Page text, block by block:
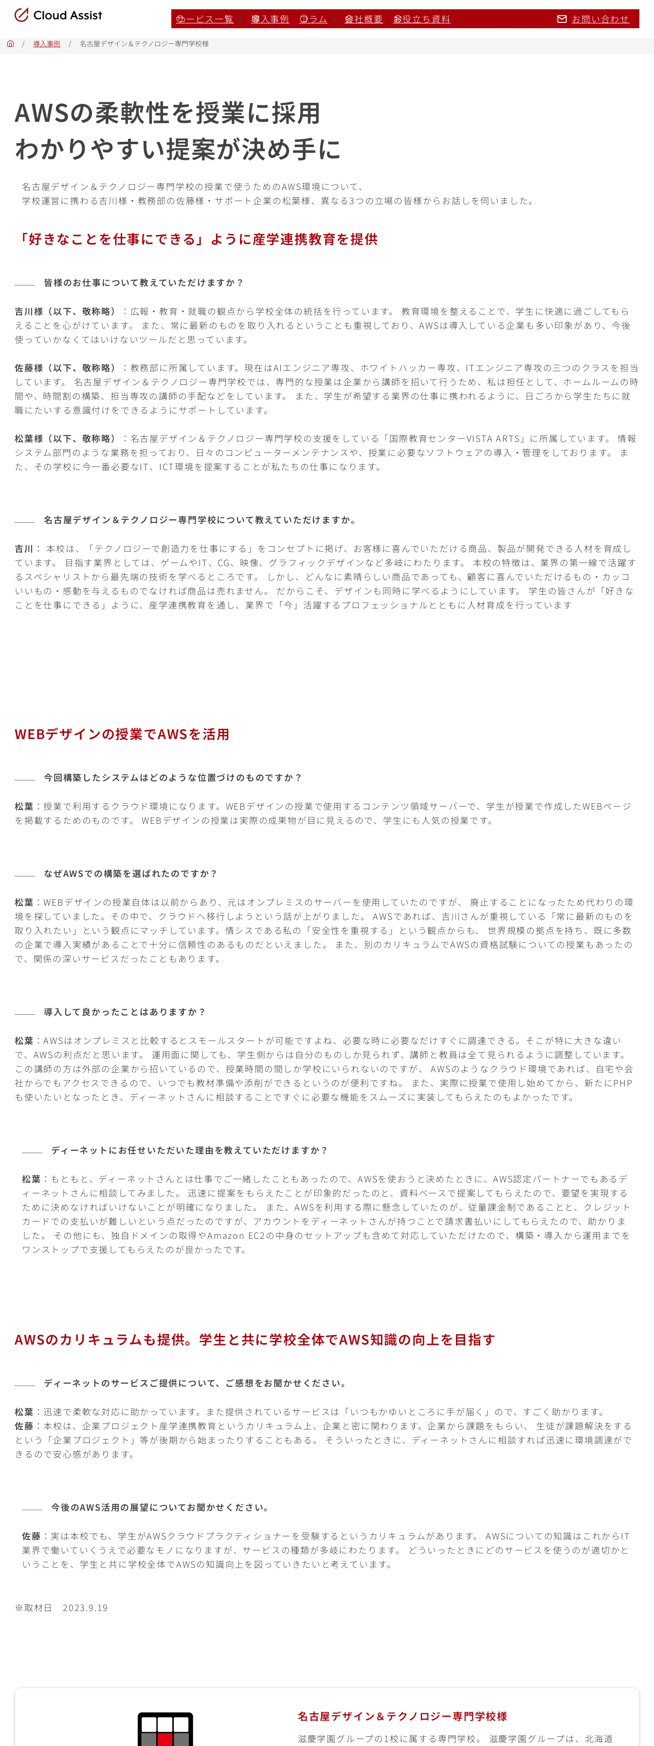
サービス一覧 導入事例 コラム 会社概要 お役立ち資料 お問い合わせ
/ 導入事例 / 名古屋デザイン＆テクノロジー専門学校様
AWSの柔軟性を授業に採用
わかりやすい提案が決め手に
名古屋デザイン＆テクノロジー専門学校の授業で使うためのAWS環境について、
学校運営に携わる吉川様・教務部の佐藤様・サポート企業の松葉様、異なる3つの立場の皆様からお話しを伺いました。
「好きなことを仕事にできる」ように産学連携教育を提供
皆様のお仕事について教えていただけますか？
吉川様（以下、敬称略）
：広報・教育・就職の観点から学校全体の統括を行っています。 教育環境を整えることで、学生に快適に過ごしてもら
えることを心がけています。 また、常に最新のものを取り入れるということも重視しており、AWSは導入している企業も多い印象があり、今後
使っていかなくてはいけないツールだと思っています。
佐藤様（以下、敬称略）
：教務部に所属しています。現在はAIエンジニア専攻、ホワイトハッカー専攻、ITエンジニア専攻の三つのクラスを担当
しています。 名古屋デザイン＆テクノロジー専門学校では、専門的な授業は企業から講師を招いて行うため、私は担任として、ホームルームの時
間や、時間割の構築、担当専攻の講師の手配などをしています。 また、学生が希望する業界の仕事に携われるように、日ごろから学生たちに就
職にたいする意識付けをできるようにサポートしています。
松葉様（以下、敬称略）
：名古屋デザイン＆テクノロジー専門学校の支援をしている「国際教育センターVISTA ARTS」に所属しています。 情報
システム部門のような業務を担っており、日々のコンピューターメンテナンスや、授業に必要なソフトウェアの導入・管理をしております。 ま
た、その学校に今一番必要なIT、ICT環境を提案することが私たちの仕事になります。
名古屋デザイン＆テクノロジー専門学校について教えていただけますか。
吉川 ： 本校は、「テクノロジーで創造力を仕事にする」をコンセプトに掲げ、お客様に喜んでいただける商品、製品が開発できる人材を育成し
ています。 目指す業界としては、ゲームやIT、CG、映像、グラフィックデザインなど多岐にわたります。 本校の特徴は、業界の第一線で活躍す
るスペシャリストから最先端の技術を学べるところです。 しかし、どんなに素晴らしい商品であっても、顧客に喜んでいただけるもの・カッコ
いいもの・感動を与えるものでなければ商品は売れません。 だからこそ、デザインも同時に学べるようにしています。 学生の皆さんが「好きな
ことを仕事にできる」ように、産学連携教育を通し、業界で「今」活躍するプロフェッショナルとともに人材育成を行っています
WEBデザインの授業でAWSを活用
今回構築したシステムはどのような位置づけのものですか？
松葉 ：授業で利用するクラウド環境になります。WEBデザインの授業で使用するコンテンツ領域サーバーで、学生が授業で作成したWEBページ
を掲載するためのものです。 WEBデザインの授業は実際の成果物が目に見えるので、学生にも人気の授業です。
なぜAWSでの構築を選ばれたのですか？
松葉 ：WEBデザインの授業自体は以前からあり、元はオンプレミスのサーバーを使用していたのですが、 廃止することになったため代わりの環
境を探していました。その中で、クラウドへ移行しようという話が上がりました。 AWSであれば、吉川さんが重視している「常に最新のものを
取り入れたい」という観点にマッチしています。情シスである私の「安全性を重視する」という観点からも、 世界規模の拠点を持ち、既に多数
の企業で導入実績があることで十分に信頼性のあるものだといえました。 また、別のカリキュラムでAWSの資格試験についての授業もあったの
で、関係の深いサービスだったこともあります。
導入して良かったことはありますか？
松葉 ：AWSはオンプレミスと比較するとスモールスタートが可能ですよね、必要な時に必要なだけすぐに調達できる。そこが特に大きな違い
で、AWSの利点だと思います。 運用面に関しても、学生側からは自分のものしか見られず、講師と教員は全て見られるように調整しています。
この講師の方は外部の企業から招いているので、授業時間の間しか学校にいられないのですが、 AWSのようなクラウド環境であれば、自宅や会
社からでもアクセスできるので、いつでも教材準備や添削ができるというのが便利ですね。 また、実際に授業で使用し始めてから、新たにPHP
も使いたいとなったとき、ディーネットさんに相談することですぐに必要な機能をスムーズに実装してもらえたのもよかったです。
ディーネットにお任せいただいた理由を教えていただけますか？
松葉 ：もともと、ディーネットさんとは仕事でご一緒したこともあったので、AWSを使おうと決めたときに、AWS認定パートナーでもあるデ
ィーネットさんに相談してみました。 迅速に提案をもらえたことが印象的だったのと、資料ベースで提案してもらえたので、要望を実現する
ために決めなければいけないことが明確になりました。 また、AWSを利用する際に懸念していたのが、従量課金制であることと、クレジット
カードでの支払いが難しいという点だったのですが、アカウントをディーネットさんが持つことで請求書払いにしてもらえたので、助かりま
した。 その他にも、独自ドメインの取得やAmazon EC2の中身のセットアップも含めて対応していただけたので、構築・導入から運用までを
ワンストップで支援してもらえたのが良かったです。
AWSのカリキュラムも提供。学生と共に学校全体でAWS知識の向上を目指す
ディーネットのサービスご提供について、ご感想をお聞かせください。
松葉 ：迅速で柔軟な対応に助かっています。また提供されているサービスは「いつもかゆいところに手が届く」ので、すごく助かります。
佐藤 ：本校は、企業プロジェクト産学連携教育というカリキュラム上、企業と密に関わります。企業から課題をもらい、 生徒が課題解決をする
という「企業プロジェクト」等が後期から始まったりすることもある。 そういったときに、ディーネットさんに相談すれば迅速に環境調達がで
きるので安心感があります。
今後のAWS活用の展望についてお聞かせください。
佐藤 ：実は本校でも、学生がAWSクラウドプラクティショナーを受験するというカリキュラムがあります。 AWSについての知識はこれからIT
業界で働いていくうえで必要なモノになりますが、サービスの種類が多岐にわたります。 どういったときにどのサービスを使うのが適切かと
いうことを、学生と共に学校全体でAWSの知識向上を図っていきたいと考えています。
※取材日 2023.9.19
名古屋デザイン＆テクノロジー専門学校様
滋慶学園グループの1校に属する専門学校。 滋慶学園グループは、北海道